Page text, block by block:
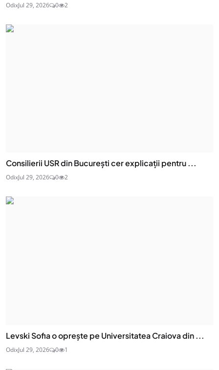
OdixJul 29, 2026 0 2
Consilierii USR din București cer explicații pentru ...
OdixJul 29, 2026 0 2
Levski Sofia o oprește pe Universitatea Craiova din ...
OdixJul 29, 2026 0 1